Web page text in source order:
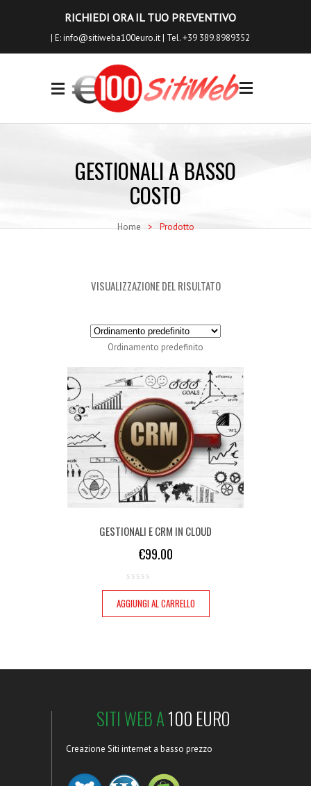
0
Siti Internet
Siti Ecommerce
Seo a Basso Costo
Richiedi Anteprima
RICHIEDI ORA IL TUO PREVENTIVO
| E:info@sitiweba100euro.it| Tel. +39 389.8989352
GESTIONALI A BASSO
COSTO
Home > Prodotto
VISUALIZZAZIONE DEL RISULTATO
Ordinamento predefinito
GESTIONALI E CRM IN CLOUD
€99.00
AGGIUNGI AL CARRELLO
SITI WEB A100 EURO
Creazione Siti internet a basso prezzo